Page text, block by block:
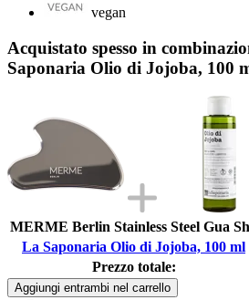
vegan
Acquistato spesso in
Saponaria Olio di Jojoba, 100
MERME Berlin Stainless Steel Gua
La Saponaria Olio di Jojoba, 100 ml
Prezzo totale:
Aggiungi entrambi nel carrello